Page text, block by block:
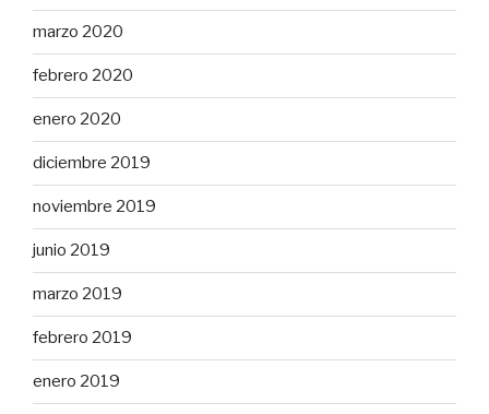
marzo 2020
febrero 2020
enero 2020
diciembre 2019
noviembre 2019
junio 2019
marzo 2019
febrero 2019
enero 2019